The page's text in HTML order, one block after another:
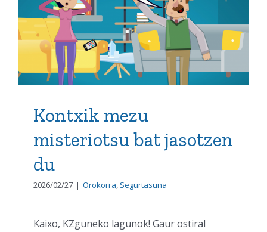
Kontxik mezu misteriotsu
bat jasotzen du
Kontxik mezu
misteriotsu bat jasotzen
du
2026/02/27 | Orokorra, Segurtasuna
Kaixo, KZguneko lagunok! Gaur ostiral